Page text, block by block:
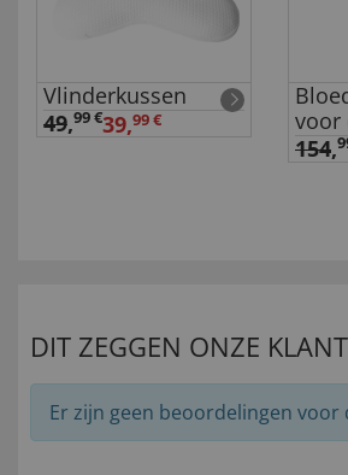
Vlinderkussen
49,99 €39,99 €
voor
met
154,
DIT ZEGGEN ONZE
Er zijn geen beoordelingen voor